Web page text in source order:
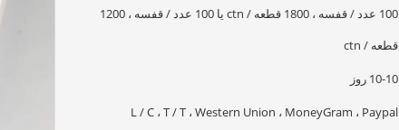
100 عدد / قفسه ، 1800 قطعه / ctn یا 100 عدد / قفسه ، 1200
قطعه / ctn
10-10 روز
L / C ، T / T ، Western Union ، MoneyGram ، Paypal